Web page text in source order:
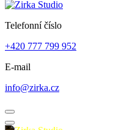
Telefonní číslo
+420 777 799 952
E-mail
info@zirka.cz